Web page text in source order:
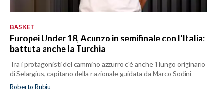
BASKET
Europei Under 18, Acunzo in semifinale con l'Italia:
battuta anche la Turchia
Tra i protagonisti del cammino azzurro c'è anche il lungo originario
di Selargius, capitano della nazionale guidata da Marco Sodini
Roberto Rubiu